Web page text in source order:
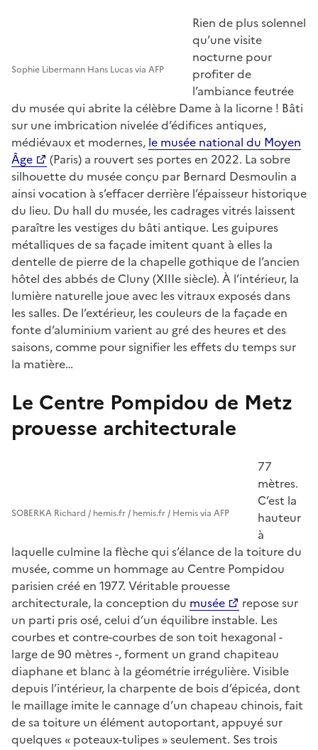
Sophie Libermann Hans Lucas via AFP
Rien de plus solennel
qu’une visite
nocturne pour
profiter de
l’ambiance feutrée
du musée qui abrite la célèbre Dame à la licorne ! Bâti
sur une imbrication nivelée d’édifices antiques,
médiévaux et modernes, le musée national du Moyen
Âge
(Paris) a rouvert ses portes en 2022. La sobre
silhouette du musée conçu par Bernard Desmoulin a
ainsi vocation à s’effacer derrière l’épaisseur historique
du lieu. Du hall du musée, les cadrages vitrés laissent
paraître les vestiges du bâti antique. Les guipures
métalliques de sa façade imitent quant à elles la
dentelle de pierre de la chapelle gothique de l’ancien
hôtel des abbés de Cluny (XIIIe siècle). À l’intérieur, la
lumière naturelle joue avec les vitraux exposés dans
les salles. De l’extérieur, les couleurs de la façade en
fonte d’aluminium varient au gré des heures et des
saisons, comme pour signifier les effets du temps sur
la matière…
Le Centre Pompidou de Metz
prouesse architecturale
SOBERKA Richard / hemis.fr / hemis.fr / Hemis via AFP
77
mètres.
C’est la
hauteur
à
laquelle culmine la flèche qui s’élance de la toiture du
musée, comme un hommage au Centre Pompidou
parisien créé en 1977. Véritable prouesse
architecturale, la conception du musée
repose sur
un parti pris osé, celui d’un équilibre instable. Les
courbes et contre-courbes de son toit hexagonal -
large de 90 mètres -, forment un grand chapiteau
diaphane et blanc à la géométrie irrégulière. Visible
depuis l’intérieur, la charpente de bois d’épicéa, dont
le maillage imite le cannage d’un chapeau chinois, fait
de sa toiture un élément autoportant, appuyé sur
quelques « poteaux-tulipes » seulement. Ses trois